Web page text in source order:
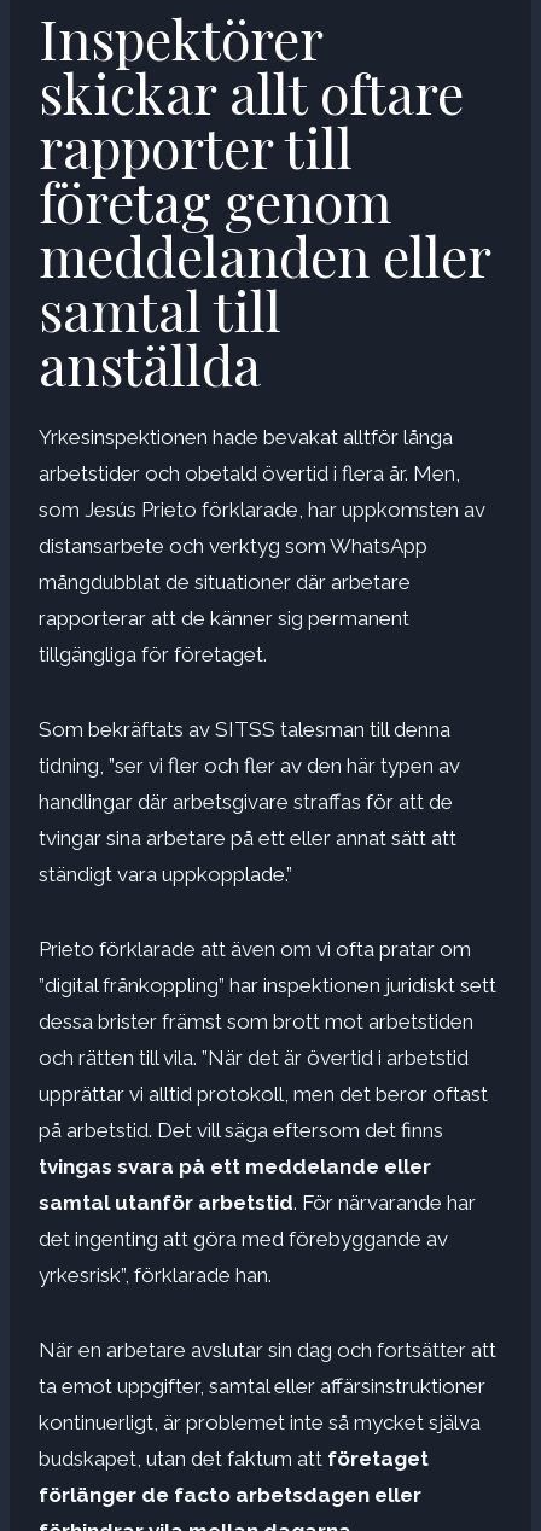
Inspektörer
skickar allt oftare
rapporter till
företag genom
meddelanden eller
samtal till
anställda
Yrkesinspektionen hade bevakat alltför långa
arbetstider och obetald övertid i flera år. Men,
som Jesús Prieto förklarade, har uppkomsten av
distansarbete och verktyg som WhatsApp
mångdubblat de situationer där arbetare
rapporterar att de känner sig permanent
tillgängliga för företaget.
Som bekräftats av SITSS talesman till denna
tidning, ”ser vi fler och fler av den här typen av
handlingar där arbetsgivare straffas för att de
tvingar sina arbetare på ett eller annat sätt att
ständigt vara uppkopplade.”
Prieto förklarade att även om vi ofta pratar om
”digital frånkoppling” har inspektionen juridiskt sett
dessa brister främst som brott mot arbetstiden
och rätten till vila. ”När det är övertid i arbetstid
upprättar vi alltid protokoll, men det beror oftast
på arbetstid. Det vill säga eftersom det finns
tvingas svara på ett meddelande eller
samtal utanför arbetstid. För närvarande har
det ingenting att göra med förebyggande av
yrkesrisk”, förklarade han.
När en arbetare avslutar sin dag och fortsätter att
ta emot uppgifter, samtal eller affärsinstruktioner
kontinuerligt, är problemet inte så mycket själva
budskapet, utan det faktum att företaget
förlänger de facto arbetsdagen eller